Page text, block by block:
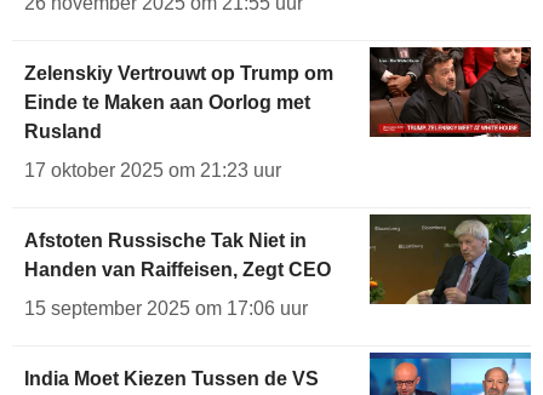
Zelenskiy Vertrouwt op Trump om
Einde te Maken aan Oorlog met
Rusland
17 oktober 2025 om 21:23 uur
Afstoten Russische Tak Niet in
Handen van Raiffeisen, Zegt CEO
15 september 2025 om 17:06 uur
India Moet Kiezen Tussen de VS